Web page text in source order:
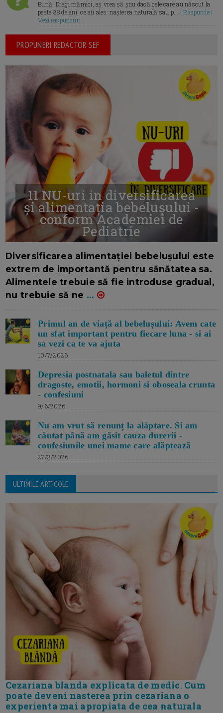
Bună, Dragi mămici, aș vrea să știu dacă cele care au născut la
peste 38 de ani, ce ați ales: nașterea naturală sau p... |Raspunde |
Vezi raspunsuri
PROPUNERI REDACTOR SEF
11 NU-uri in diversificarea
și alimentația bebelușului -
conform Academiei de
Pediatrie
Diversificarea alimentației bebelușului este
extrem de importantă pentru sănătatea sa.
Alimentele trebuie să fie introduse gradual,
nu trebuie să ne ...
Primul an de viață al bebelușului: Avem cate
un sfat important pentru fiecare luna - si ai
sa vezi ca te va ajuta
10/7/2026
Depresia postnatala sau baletul dintre
dragoste, emotii, hormoni si oboseala crunta
- confesiuni
9/6/2026
Nu am vrut să renunț la alăptare. Si am
căutat până am găsit cauza durerii -
confesiunile unei mame care alăptează
27/3/2026
ULTIMILE ARTICOLE
Cezariana blanda explicata de medic. Cum
poate deveni nasterea prin cezariana o
experienta mai apropiata de cea naturala